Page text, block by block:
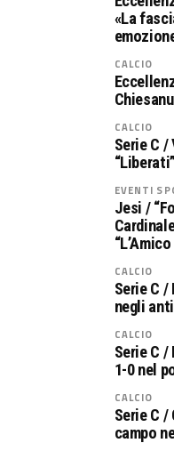
«La
CALCIO
CALCIO
Serie C
EVENTI
Jesi /
CALCIO
Serie C
negli
CALCIO
Serie C
1-0 nel
CALCIO
Serie C
campo